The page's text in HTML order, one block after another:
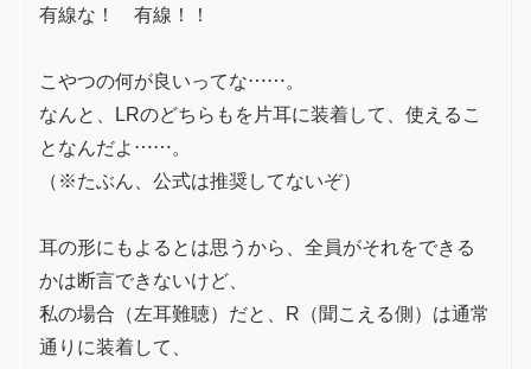
有線な！ 有線！！
こやつの何が良いってな……。
なんと、LRのどちらもを片耳に装着して、使えるこ
となんだよ……。
（※たぶん、公式は推奨してないぞ）
耳の形にもよるとは思うから、全員がそれをできる
かは断言できないけど、
私の場合（左耳難聴）だと、R（聞こえる側）は通常
通りに装着して、